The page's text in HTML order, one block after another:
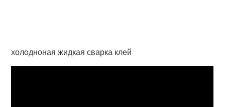
холодноная жидкая сварка клей